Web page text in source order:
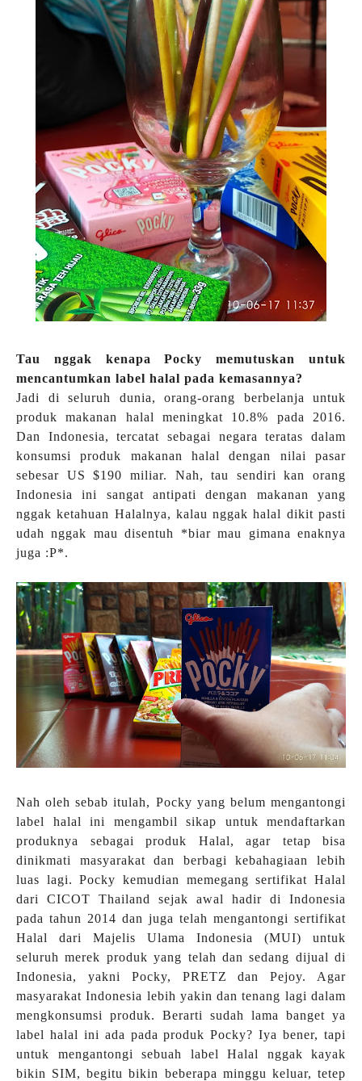
Tau nggak kenapa Pocky memutuskan untuk
mencantumkan label halal pada kemasannya?
Jadi di seluruh dunia, orang-orang berbelanja untuk
produk makanan halal meningkat 10.8% pada 2016.
Dan Indonesia, tercatat sebagai negara teratas dalam
konsumsi produk makanan halal dengan nilai pasar
sebesar US $190 miliar. Nah, tau sendiri kan orang
Indonesia ini sangat antipati dengan makanan yang
nggak ketahuan Halalnya, kalau nggak halal dikit pasti
udah nggak mau disentuh *biar mau gimana enaknya
juga :P*.
Nah oleh sebab itulah, Pocky yang belum mengantongi
label halal ini mengambil sikap untuk mendaftarkan
produknya sebagai produk Halal, agar tetap bisa
dinikmati masyarakat dan berbagi kebahagiaan lebih
luas lagi. Pocky kemudian memegang sertifikat Halal
dari CICOT Thailand sejak awal hadir di Indonesia
pada tahun 2014 dan juga telah mengantongi sertifikat
Halal dari Majelis Ulama Indonesia (MUI) untuk
seluruh merek produk yang telah dan sedang dijual di
Indonesia, yakni Pocky, PRETZ dan Pejoy. Agar
masyarakat Indonesia lebih yakin dan tenang lagi dalam
mengkonsumsi produk. Berarti sudah lama banget ya
label halal ini ada pada produk Pocky? Iya bener, tapi
untuk mengantongi sebuah label Halal nggak kayak
bikin SIM, begitu bikin beberapa minggu keluar, tetep